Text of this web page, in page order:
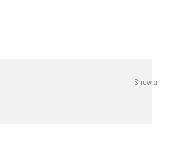
Show all